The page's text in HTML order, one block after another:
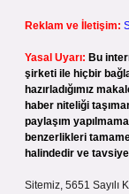
Reklam ve İletişim:
Yasal Uyarı: Bu
şirketi ile hiçbir
hazırladığımız
haber niteliği
paylaşım
benzerlikleri
halindedir ve
Sitemiz, 5651 Sayılı